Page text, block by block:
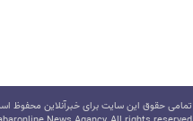
تمامی حقوق این سایت برای خبرآنلاین محفوظ